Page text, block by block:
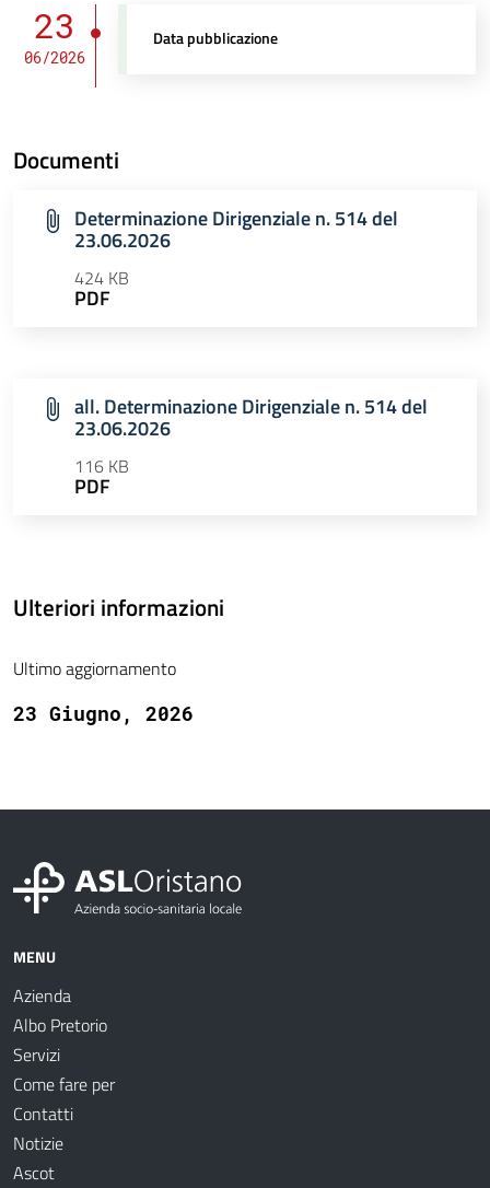
23
06/2026
Data pubblicazione
Documenti
Determinazione Dirigenziale n. 514 del
23.06.2026
424 KB
PDF
all. Determinazione Dirigenziale n. 514 del
23.06.2026
116 KB
PDF
Ulteriori informazioni
Ultimo aggiornamento
23 Giugno, 2026
MENU
Azienda
Albo Pretorio
Servizi
Come fare per
Contatti
Notizie
Ascot